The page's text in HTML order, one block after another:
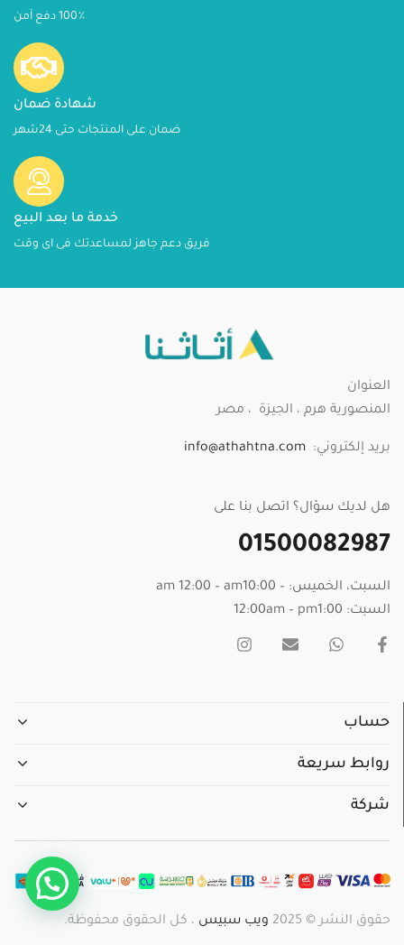
100٪ دفع آمن
شهادة ضمان
ضمان على المنتجات حتى 24شهر
خدمة ما بعد البيع
فريق دعم جاهز لمساعدتك فى اى وقت
العنوان
المنصورية هرم ، الجيزة ، مصر
بريد إلكتروني: info@athahtna.com
هل لديك سؤال؟ اتصل بنا على
01500082987
السبت، الخميس: – am 12:00 – am10:00
السبت: 12:00am – pm1:00
حساب
روابط سريعة
شركة
حقوق النشر © 2025 ويب سبيس ، كل الحقوق محفوظة.